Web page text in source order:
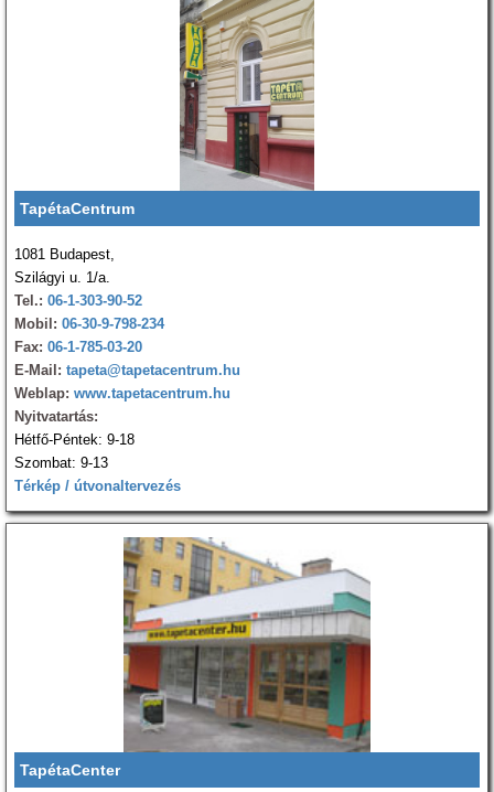
TapétaCentrum
1081 Budapest,
Szilágyi u. 1/a.
Tel.: 06-1-303-90-52
Mobil: 06-30-9-798-234
Fax: 06-1-785-03-20
E-Mail: tapeta@tapetacentrum.hu
Weblap: www.tapetacentrum.hu
Nyitvatartás:
Hétfő-Péntek: 9-18
Szombat: 9-13
Térkép / útvonaltervezés
TapétaCenter